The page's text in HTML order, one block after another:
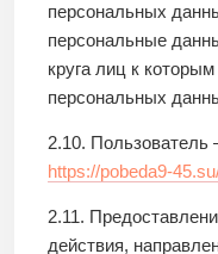
персональных
персональные
круга лиц к
персональных
2.10.
https://pobeda9-
2.11.
действия,